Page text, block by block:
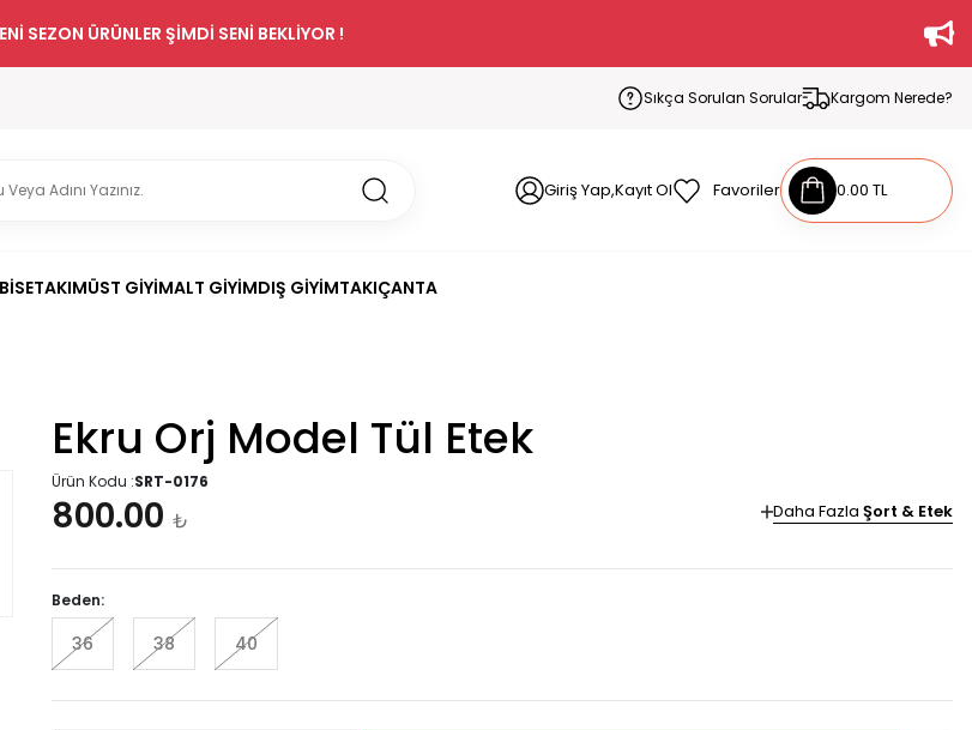
SEZON ÜRÜNLER ŞİMDİ SENİ BEKLİYOR !
Sıkça Sorulan Sorular Kargom Nerede?
Giriş Yap,Kayıt Ol Favoriler 0.00 TL
TAKIMÜST GİYİMALT GİYİMDIŞ GİYİMTAKIÇANTA
Ekru Orj Model Tül Etek
Ürün Kodu :SRT-0176
800.00 ₺ Daha Fazla Şort & Etek
Beden:
36 38 40